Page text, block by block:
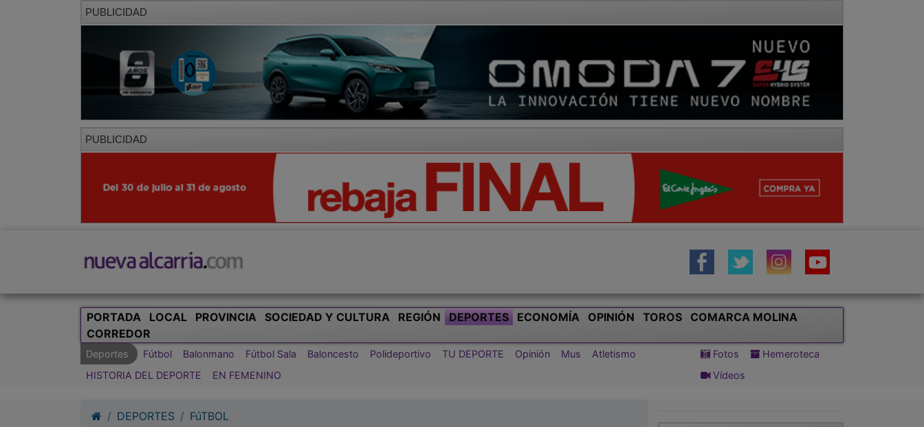
PUBLICIDAD
PUBLICIDAD
PORTADA LOCAL PROVINCIA SOCIEDAD Y CULTURA REGIÓN DEPORTES ECONOMÍA OPINIÓN TOROS
COMARCA MOLINA
CORREDOR
Deportes Fútbol Balonmano Fútbol Sala Baloncesto Polideportivo TU DEPORTE Opinión Mus
Atletismo
HISTORIA DEL DEPORTE
EN FEMENINO
Fotos
Hemeroteca
Vídeos
DEPORTES FúTBOL